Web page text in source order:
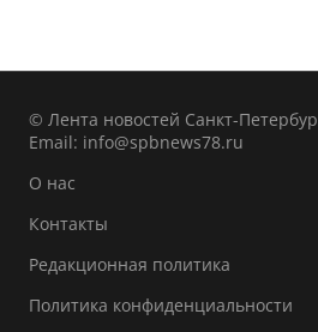
© Лента новостей Санкт-
Email: info@spbnews78.ru
О нас
Контакты
Редакционная политика
Политика конфиденциальности